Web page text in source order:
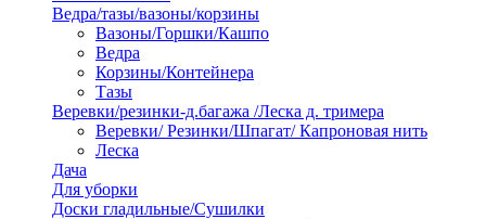
Ведра/тазы/вазоны/корзины
Вазоны/Горшки/Кашпо
Ведра
Корзины/Контейнера
Тазы
Веревки/резинки-д.багажа /Леска д. тримера
Веревки/ Резинки/Шпагат/ Капроновая нить
Леска
Дача
Для уборки
Доски гладильные/Сушилки